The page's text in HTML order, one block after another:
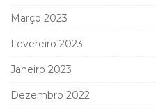
Março 2023
Fevereiro 2023
Janeiro 2023
Dezembro 2022